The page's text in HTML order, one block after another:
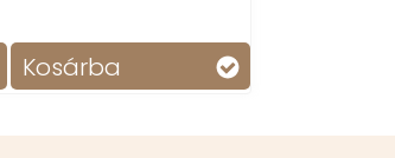
Kosárba